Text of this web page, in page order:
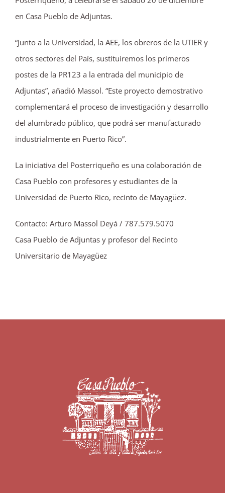
en Casa Pueblo de Adjuntas.
“Junto a la Universidad, la AEE, los obreros de la UTIER y
otros sectores del País, sustituiremos los primeros
postes de la PR123 a la entrada del municipio de
Adjuntas”, añadió Massol. “Este proyecto demostrativo
complementará el proceso de investigación y desarrollo
del alumbrado público, que podrá ser manufacturado
industrialmente en Puerto Rico”.
La iniciativa del Posterriqueño es una colaboración de
Casa Pueblo con profesores y estudiantes de la
Universidad de Puerto Rico, recinto de Mayagüez.
Contacto: Arturo Massol Deyá / 787.579.5070
Casa Pueblo de Adjuntas y profesor del Recinto
Universitario de Mayagüez